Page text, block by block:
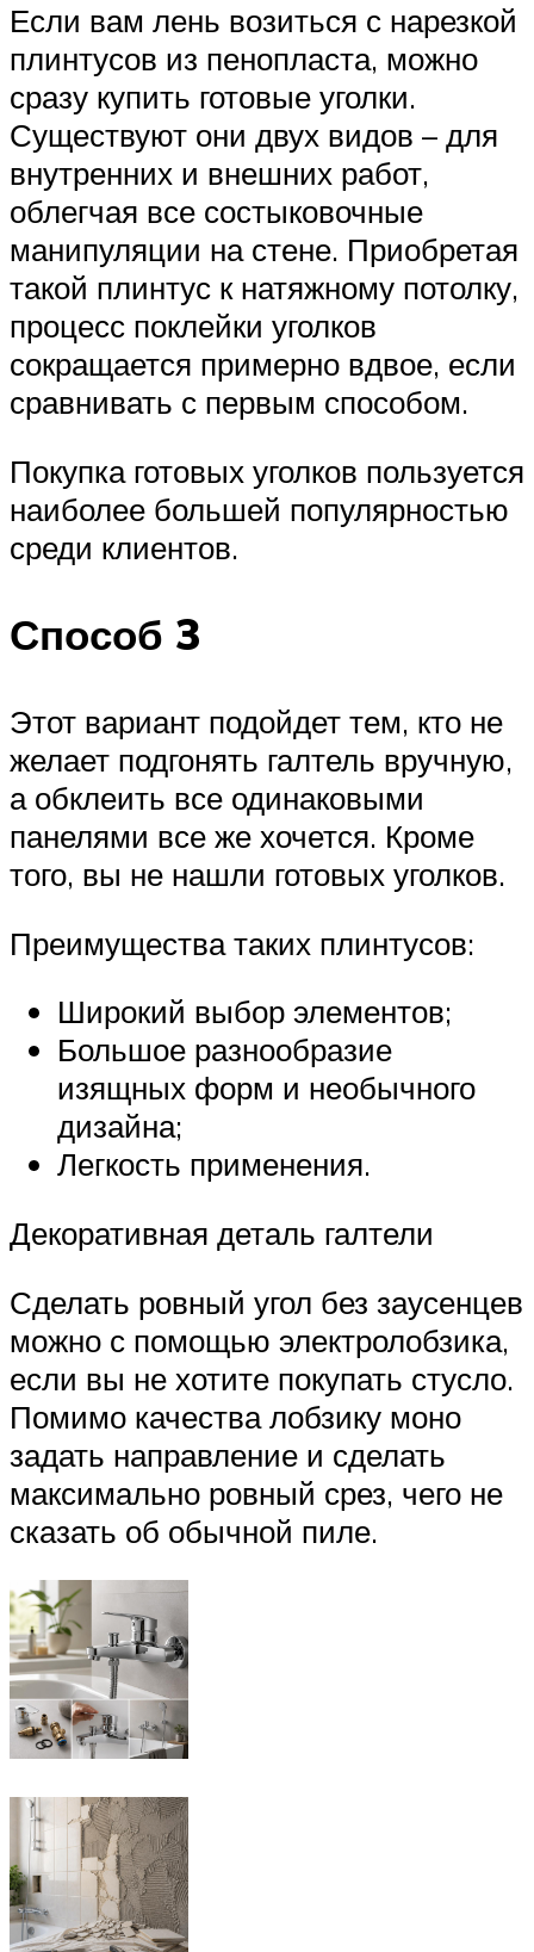
Если вам лень возиться с нарезкой
плинтусов из пенопласта, можно
сразу купить готовые уголки.
Существуют они двух видов – для
внутренних и внешних работ,
облегчая все состыковочные
манипуляции на стене. Приобретая
такой плинтус к натяжному потолку,
процесс поклейки уголков
сокращается примерно вдвое, если
сравнивать с первым способом.
Покупка готовых уголков пользуется
наиболее большей популярностью
среди клиентов.
Способ 3
Этот вариант подойдет тем, кто не
желает подгонять галтель вручную,
а обклеить все одинаковыми
панелями все же хочется. Кроме
того, вы не нашли готовых уголков.
Преимущества таких плинтусов:
Широкий выбор элементов;
Большое разнообразие
изящных форм и необычного
дизайна;
Легкость применения.
Декоративная деталь галтели
Сделать ровный угол без заусенцев
можно с помощью электролобзика,
если вы не хотите покупать стусло.
Помимо качества лобзику моно
задать направление и сделать
максимально ровный срез, чего не
сказать об обычной пиле.